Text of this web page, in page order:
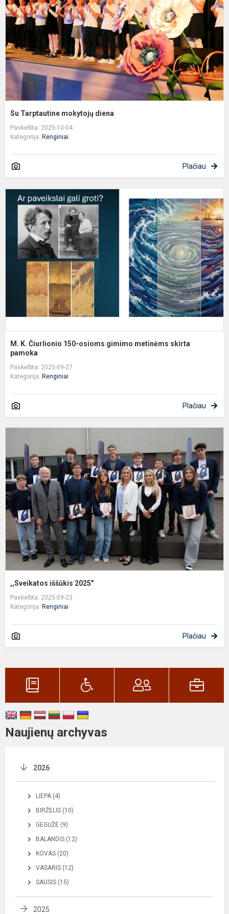
Su Tarptautine mokytojų diena
Paskelbta: 2025-10-04
Kategorija: Renginiai
Plačiau
M. K. Čiurlionio 150-osioms gimimo metinėms skirta
pamoka
Paskelbta: 2025-09-27
Kategorija: Renginiai
Plačiau
,,Sveikatos iššūkis 2025"
Paskelbta: 2025-09-23
Kategorija: Renginiai
Plačiau
Naujienų archyvas
2026
LIEPA (4)
BIRŽELIS (10)
GEGUŽĖ (9)
BALANDIS (12)
KOVAS (20)
VASARIS (12)
SAUSIS (15)
2025